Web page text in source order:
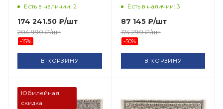
Есть в наличии: 2
174 241.50 ₽/шт
204 990₽/шт
-15%
В КОРЗИНУ
Есть в наличии: 3
87 145₽/шт
174 290₽/шт
-50%
В КОРЗИНУ
Юбилейная
скидка